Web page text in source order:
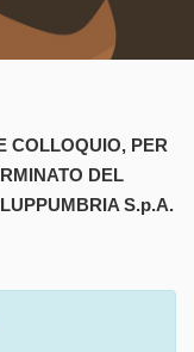
COLLOQUIO, PER
DEL
S.p.A.